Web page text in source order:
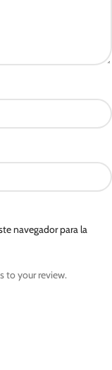
navegador para la
to your review.